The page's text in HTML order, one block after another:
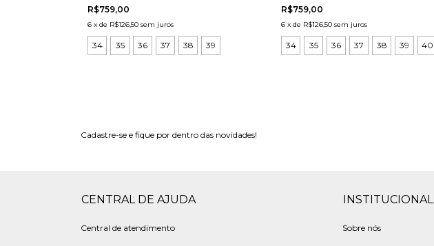
R$759,00
6 x de R$126,50 sem juros
34 35 36 37 38 39
R$759,00
6 xde R$126,50 sem juros
34 35 36 37 38 39 40
Cadastre-se e fique por dentro das novidades!
CENTRAL DE AJUDA
Central de atendimento
INSTITUCIONAL
Sobre nós